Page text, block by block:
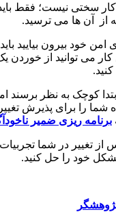
سختی نیست؛ فقط باید
از آن ها می ترسید.
خود بیرون بیایید
کار می توانید از خوردن
کوچک به نظر برسند
شما را برای پذیرش
برنامه ریزی ضمیر
از تغییر در شما
خود را حل کنید.